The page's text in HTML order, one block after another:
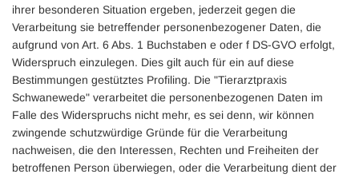
ihrer besonderen Situation ergeben, jederzeit gegen die
Verarbeitung sie betreffender personenbezogener Daten, die
aufgrund von Art. 6 Abs. 1 Buchstaben e oder f DS-GVO erfolgt,
Widerspruch einzulegen. Dies gilt auch für ein auf diese
Bestimmungen gestütztes Profiling. Die "Tierarztpraxis
Schwanewede" verarbeitet die personenbezogenen Daten im
Falle des Widerspruchs nicht mehr, es sei denn, wir können
zwingende schutzwürdige Gründe für die Verarbeitung
nachweisen, die den Interessen, Rechten und Freiheiten der
betroffenen Person überwiegen, oder die Verarbeitung dient der